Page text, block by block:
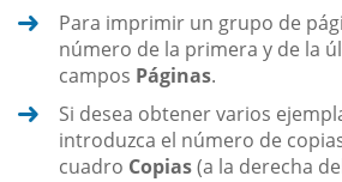
Para imprimir un grupo de
número de la primera y de la
campos Páginas.
Si desea obtener varios
introduzca el número de
cuadro Copias(a la derecha